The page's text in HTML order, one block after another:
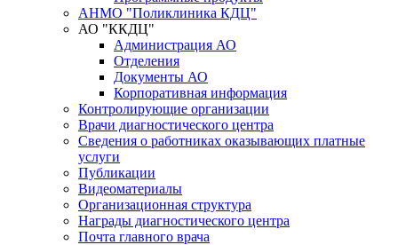
АНМО "Поликлиника КДЦ"
АО "ККДЦ"
Администрация АО
Отделения
Документы АО
Корпоративная информация
Контролирующие организации
Врачи диагностического центра
Сведения о работниках оказывающих платные
услуги
Публикации
Видеоматериалы
Организационная структура
Награды диагностического центра
Почта главного врача